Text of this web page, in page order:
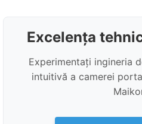
Excelența
Experimentați ingineria
intuitivă a camerei